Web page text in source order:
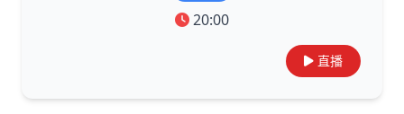
20:00
直播